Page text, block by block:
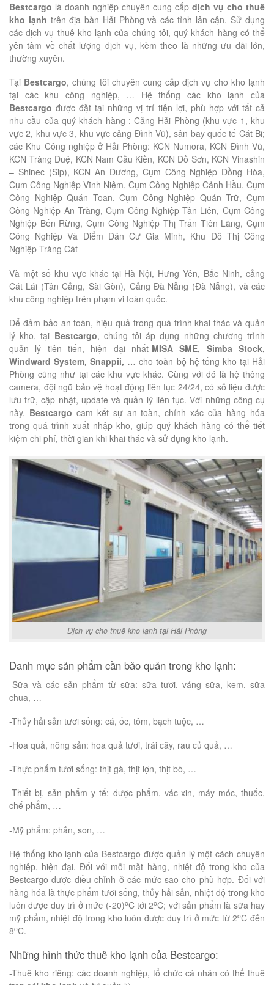
Bestcargo là doanh nghiệp chuyên cung cấp dịch vụ cho thuê
kho lạnh trên địa bàn Hải Phòng và các tỉnh lân cận. Sử dụng
các dịch vụ thuê kho lạnh của chúng tôi, quý khách hàng có thể
yên tâm về chất lượng dịch vụ, kèm theo là những ưu đãi lớn,
thường xuyên.
Tại Bestcargo, chúng tôi chuyên cung cấp dịch vụ cho kho lạnh
tại các khu công nghiệp, … Hệ thống các kho lạnh của
Bestcargo được đặt tại những vị trí tiện lợi, phù hợp với tất cả
nhu cầu của quý khách hàng : Cảng Hải Phòng (khu vực 1, khu
vực 2, khu vực 3, khu vực cảng Đình Vũ), sân bay quốc tế Cát Bi;
các Khu Công nghiệp ở Hải Phòng: KCN Numora, KCN Đình Vũ,
KCN Tràng Duệ, KCN Nam Cầu Kiền, KCN Đồ Sơn, KCN Vinashin
– Shinec (Sip), KCN An Dương, Cụm Công Nghiệp Đồng Hòa,
Cụm Công Nghiệp Vĩnh Niệm, Cụm Công Nghiệp Cảnh Hầu, Cụm
Công Nghiệp Quán Toan, Cụm Công Nghiệp Quán Trữ, Cụm
Công Nghiệp An Tràng, Cụm Công Nghiệp Tân Liên, Cụm Công
Nghiệp Bến Rừng, Cụm Công Nghiệp Thị Trấn Tiên Lãng, Cụm
Công Nghiệp Và Điểm Dân Cư Gia Minh, Khu Đô Thị Công
Nghiệp Tràng Cát
Và một số khu vực khác tại Hà Nội, Hưng Yên, Bắc Ninh, cảng
Cát Lái (Tân Cảng, Sài Gòn), Cảng Đà Nẵng (Đà Nẵng), và các
khu công nghiệp trên phạm vi toàn quốc.
Để đảm bảo an toàn, hiệu quả trong quá trình khai thác và quản
lý kho, tại Bestcargo, chúng tôi áp dụng những chương trình
quản lý tiên tiến, hiện đại nhất-MISA SME, Simba Stock,
Windward System, Snappii, …cho toàn bộ hệ tống kho tại Hải
Phòng cũng như tại các khu vực khác. Cùng với đó là hệ thông
camera, đội ngũ bảo vệ hoạt động liên tục 24/24, có số liệu được
lưu trữ, cập nhật, update và quản lý liên tục. Với những công cụ
này, Bestcargo cam kết sự an toàn, chính xác của hàng hóa
trong quá trình xuất nhập kho, giúp quý khách hàng có thể tiết
kiệm chi phí, thời gian khi khai thác và sử dụng kho lạnh.
Dịch vụ cho thuê kho lạnh tại Hải Phòng
Danh mục sản phẩm cần bảo quản trong kho lạnh:
-Sữa và các sản phẩm từ sữa: sữa tươi, váng sữa, kem, sữa
chua, …
-Thủy hải sản tươi sống: cá, ốc, tôm, bạch tuộc, …
-Hoa quả, nông sản: hoa quả tươi, trái cây, rau củ quả, …
-Thực phẩm tươi sống: thịt gà, thịt lợn, thịt bò, …
-Thiết bị, sản phẩm y tế: dược phẩm, vác-xin, máy móc, thuốc,
chế phẩm, …
-Mỹ phẩm: phấn, son, …
Hệ thống kho lạnh của Bestcargo được quản lý một cách chuyên
nghiệp, hiện đại. Đối với mỗi mặt hàng, nhiệt độ trong kho của
Bestcargo được điều chỉnh ở các mức sao cho phù hợp. Đối với
hàng hóa là thực phẩm tươi sống, thủy hải sản, nhiệt độ trong kho
luôn được duy trì ở mức (-20)oC tới 2oC; với sản phẩm là sữa hay
mỹ phẩm, nhiệt độ trong kho luôn được duy trì ở mức từ 2oC đến
8oC.
Những hình thức thuê kho lạnh của Bestcargo:
-Thuê kho riêng: các doanh nghiệp, tổ chức cá nhân có thể thuê